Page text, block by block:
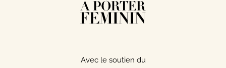
Avec le soutien du